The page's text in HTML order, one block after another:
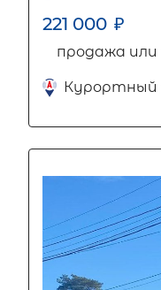
221 000 ₽
продажа или
Курортный